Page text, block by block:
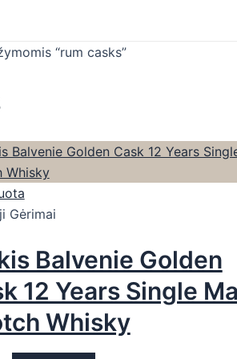
“rum casks”
Gėrimai
Balvenie Golden
12 Years Single
Whisky